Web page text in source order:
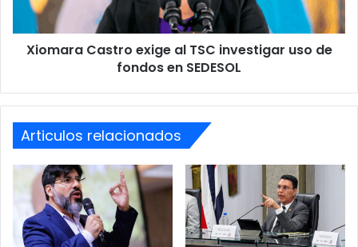
fondos
Xiomara Castro exige al TSC investigar uso de
fondos en SEDESOL
Articulos relacionados